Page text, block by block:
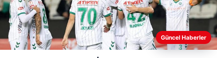
28/04/2026
Web sitemizi nasıl kullandığınızı daha iyi anlayabilmek,
Güncel Haberler